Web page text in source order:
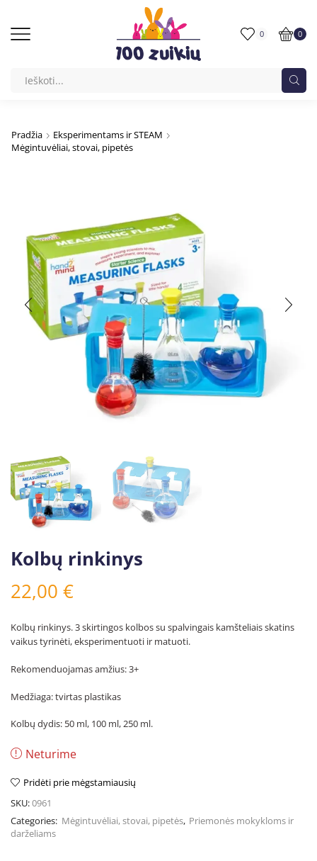
0 0
Pradžia
Eksperimentams ir STEAM
Mėgintuvėliai, stovai, pipetės
Kolbų rinkinys
22,00 €
Kolbų rinkinys. 3 skirtingos kolbos su spalvingais kamšteliais skatins
vaikus tyrinėti, eksperimentuoti ir matuoti.
Rekomenduojamas amžius: 3+
Medžiaga: tvirtas plastikas
Kolbų dydis: 50 ml, 100 ml, 250 ml.
Neturime
Pridėti prie mėgstamiausių
SKU:0961
Categories: Mėgintuvėliai, stovai, pipetės, Priemonės mokykloms ir
darželiams